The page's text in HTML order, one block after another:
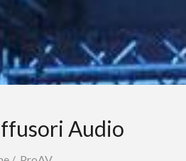
Audio